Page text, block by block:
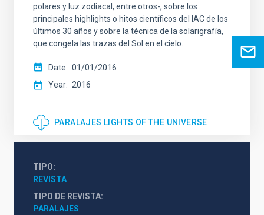
polares y luz zodiacal, entre otros-, sobre los
principales highlights o hitos científicos del IAC de los
últimos 30 años y sobre la técnica de la solarigrafía,
que congela las trazas del Sol en el cielo.
Date
01/01/2016
Year
2016
PARALAJES LIGHTS OF THE UNIVERSE
TIPO
REVISTA
TIPO DE REVISTA
PARALAJES